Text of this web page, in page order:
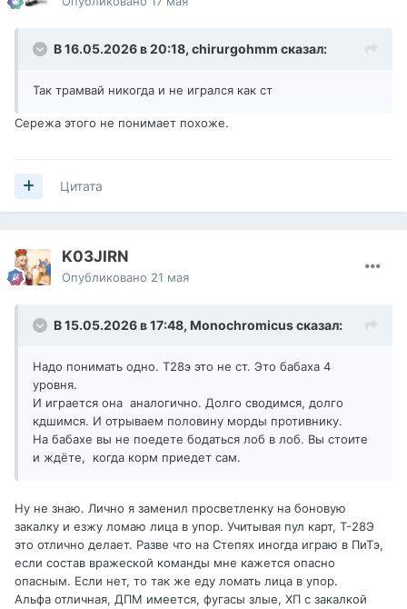
В 16.05.2026 в 20:18, chirurgohmm сказал:
Так трамвай никогда и не игрался как ст
Сережа этого не понимает похоже.
Цитата
K03JIRN
Опубликовано 21 мая
В 15.05.2026 в 17:48, Monochromicusсказал:
Надо понимать одно. Т28э это не ст. Это бабаха 4
уровня.
И играется она аналогично. Долго сводимся, долго
кдшимся. И отрываем половину морды противнику.
На бабахе вы не поедете бодаться лоб в лоб. Вы стоите
и ждёте, когда корм приедет сам.
Ну не знаю. Лично я заменил просветленку на боновую
закалку и езжу ломаю лица в упор. Учитывая пул карт, Т-28Э
это отлично делает. Разве что на Степях иногда играю в ПиТэ,
если состав вражеской команды мне кажется опасно
опасным. Если нет, то так же еду ломать лица в упор.
Альфа отличная, ДПМ имеется, фугасы злые, ХП с закалкой